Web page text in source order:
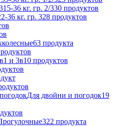
15-36 кг. гр. 2/330 продуктов
36 кг. гр. 328 продуктов
63 продукта
и 3в10 продуктов
Для двойни и погодок19
322 продукта